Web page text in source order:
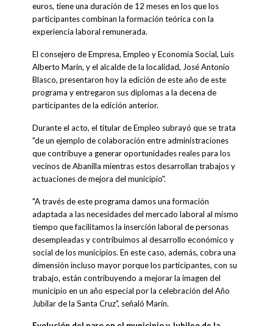
euros, tiene una duración de 12 meses en los que los
participantes combinan la formación teórica con la
experiencia laboral remunerada.
El consejero de Empresa, Empleo y Economía Social, Luis
Alberto Marín, y el alcalde de la localidad, José Antonio
Blasco, presentaron hoy la edición de este año de este
programa y entregaron sus diplomas a la decena de
participantes de la edición anterior.
Durante el acto, el titular de Empleo subrayó que se trata
"de un ejemplo de colaboración entre administraciones
que contribuye a generar oportunidades reales para los
vecinos de Abanilla mientras estos desarrollan trabajos y
actuaciones de mejora del municipio".
"A través de este programa damos una formación
adaptada a las necesidades del mercado laboral al mismo
tiempo que facilitamos la inserción laboral de personas
desempleadas y contribuimos al desarrollo económico y
social de los municipios. En este caso, además, cobra una
dimensión incluso mayor porque los participantes, con su
trabajo, están contribuyendo a mejorar la imagen del
municipio en un año especial por la celebración del Año
Jubilar de la Santa Cruz", señaló Marín.